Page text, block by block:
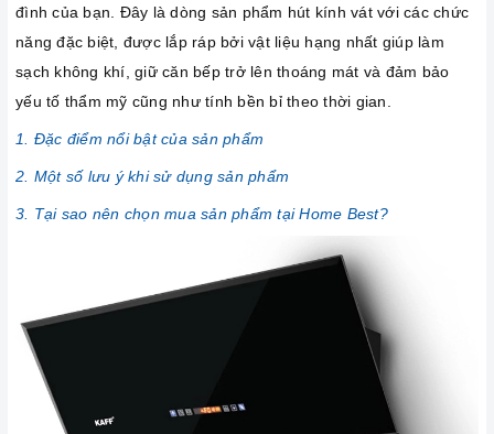
đình của bạn. Đây là dòng sản phẩm hút kính vát với các chức
năng đặc biệt, được lắp ráp bởi vật liệu hạng nhất giúp làm
sạch không khí, giữ căn bếp trở lên thoáng mát và đảm bảo
yếu tố thẩm mỹ cũng như tính bền bỉ theo thời gian.
1. Đặc điểm nổi bật của sản phẩm
2. Một số lưu ý khi sử dụng sản phẩm
3. Tại sao nên chọn mua sản phẩm tại Home Best?